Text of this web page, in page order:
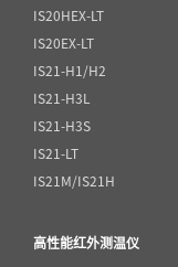
IS20HEX-LT
IS20EX-LT
IS21-H1/H2
IS21-H3L
IS21-H3S
IS21-LT
IS21M/IS21H
高性能红外测温仪